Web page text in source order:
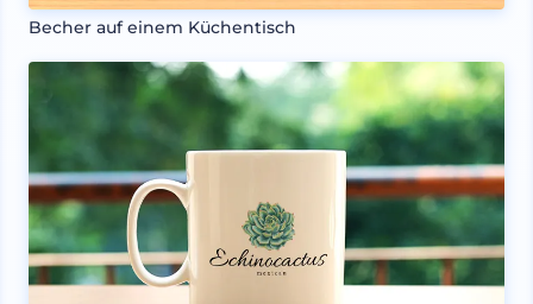
Becher auf einem Küchentisch